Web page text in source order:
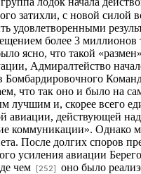
затихли, с новой силой
удовлетворенными
более 3 миллионов
ясно, что такой
Адмиралтейство
Бомбардировочного
что так оно и было на
лучшим и, скорее всего
авиации, действующей
коммуникации». Однако
После долгих споров
усиления авиации
чем
[252]
оно было